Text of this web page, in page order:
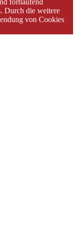
fortlaufend
Durch die weitere
von Cookies